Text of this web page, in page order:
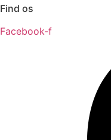
Find os
Facebook-f